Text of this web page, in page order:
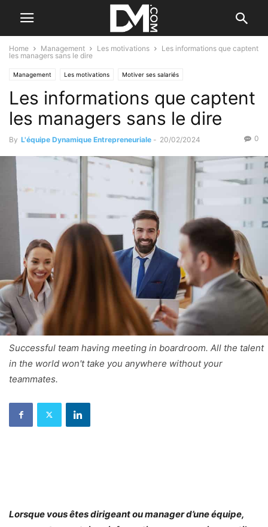
Home Management Les motivations
Les informations que captent
les managers sans le dire
Management Les motivations Motiver ses salariés
Les informations que captent
les managers sans le dire
By L'équipe Dynamique Entrepreneuriale - 20/02/2024 0
Successful team having meeting in boardroom. All the talent
in the world won't take you anywhere without your
teammates.
Lorsque vous êtes dirigeant ou manager d’une équipe,